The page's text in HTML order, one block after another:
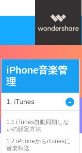
iPhone音楽管
理
1. iTunes -
1.1 iTunes自動同期しな
いの設定方法
1.2 iPhoneからiTunesに
音楽転送